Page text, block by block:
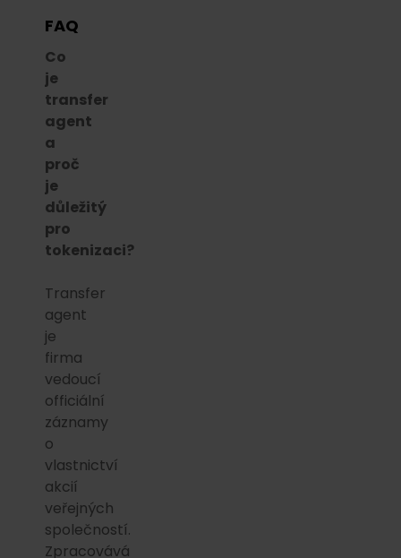
FAQ
Co
je
transfer
agent
a
proč
je
důležitý
pro
tokenizaci?
Transfer
agent
je
firma
vedoucí
officiální
záznamy
o
vlastnictví
akcií
veřejných
společností.
Zpracovává